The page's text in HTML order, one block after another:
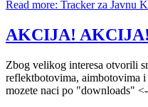
Read more: Tracker za Javnu
AKCIJA!
Zbog velikog interesa otvorili
reflektbotovima, aimbotovima
mozete naci po "downloads"